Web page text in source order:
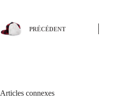
PRÉCÉDENT
Articles connexes